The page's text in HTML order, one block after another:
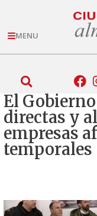
MENU
El
directas y
empresas
temporales